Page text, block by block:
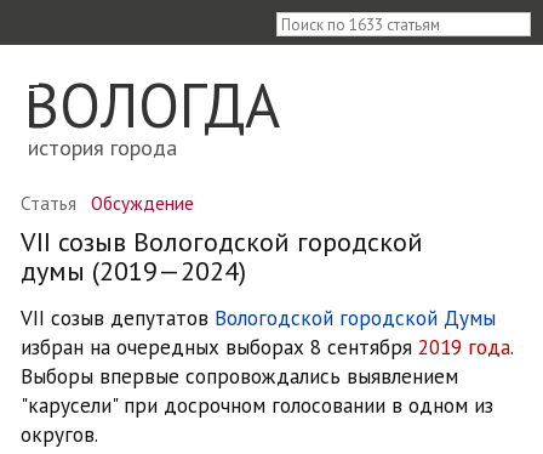
ВОЛОГДА
история города
≡
Статья Обсуждение
VII созыв Вологодской городской
думы (2019—2024)
VII созыв депутатов Вологодской городской Думы
избран на очередных выборах 8 сентября2019 года.
Выборы впервые сопровождались выявлением
"карусели" при досрочном голосовании в одном из
округов.